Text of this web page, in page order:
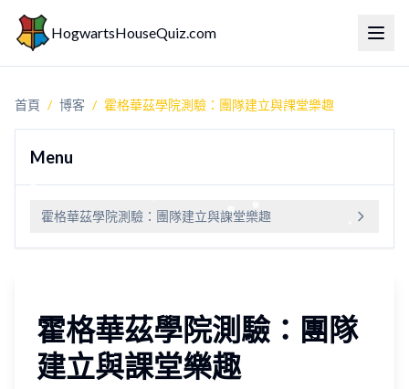
HogwartsHouseQuiz.com 切換
首頁 / 博客 / 霍格華茲學院測驗：團隊建立與課堂樂趣
Menu
霍格華茲學院測驗：團隊建立與課堂樂趣
霍格華茲學院測驗：團隊
建立與課堂樂趣